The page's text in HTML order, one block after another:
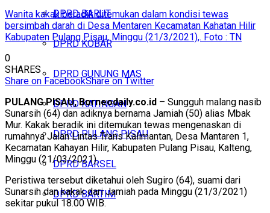
DPRD BARUT
DPRD KOBAR
DPRD GUNUNG MAS
DPRD KATINGAN
DPRD PULANG PISAU
DPRD BARSEL
DPRD BARTIM
Wanita kakak beradik ditemukan dalam kondisi tewas
bersimbah darah di Desa Mentaren Kecamatan Kahatan Hilir
Kabupaten Pulang Pisau, Minggu (21/3/2021),. Foto : TN
0
SHARES
Share on FacebookShare on Twitter
PULANG PISAU, Borneodaily.co.id – Sungguh malang nasib
Sunarsih (64) dan adiknya bernama Jamiah (50) alias Mbak
Mur. Kakak beradik ini ditemukan tewas mengenaskan di
rumahnya Jalan Lintas Trans Kalimantan, Desa Mantaren 1,
Kecamatan Kahayan Hilir, Kabupaten Pulang Pisau, Kalteng,
Minggu (21/03/2021).
Peristiwa tersebut diketahui oleh Sugiro (64), suami dari
Sunarsih dan kakak dari Jamiah pada Minggu (21/3/2021)
sekitar pukul 18.00 WIB.